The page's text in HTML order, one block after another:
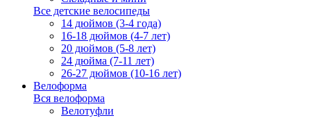
Все детские велосипеды
14 дюймов (3-4 года)
16-18 дюймов (4-7 лет)
20 дюймов (5-8 лет)
24 дюйма (7-11 лет)
26-27 дюймов (10-16 лет)
Велоформа
Вся велоформа
Велотуфли